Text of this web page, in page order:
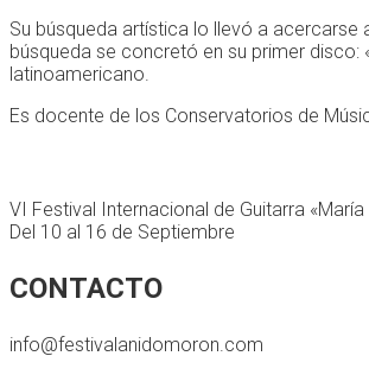
Su búsqueda artística lo llevó a
búsqueda se concretó en su primer disco:
latinoamericano.
Es docente de los Conservatorios de
VI Festival Internacional de Guitarra
Del 10 al 16 de Septiembre
CONTACTO
info@festivalanidomoron.com